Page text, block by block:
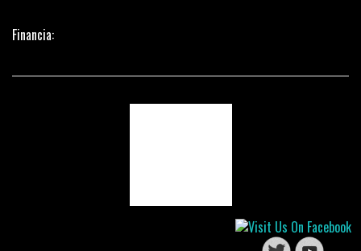
Financia: